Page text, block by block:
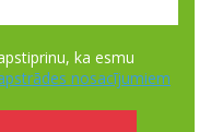
ka esmu
nosacījumiem